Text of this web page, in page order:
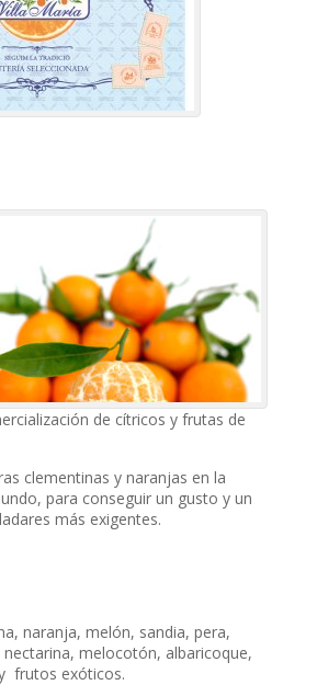
de cítricos y frutas de
clementinas y naranjas en la
para conseguir un gusto y un
más exigentes.
naranja, melón, sandia, pera,
melocotón, albaricoque,
frutos exóticos.